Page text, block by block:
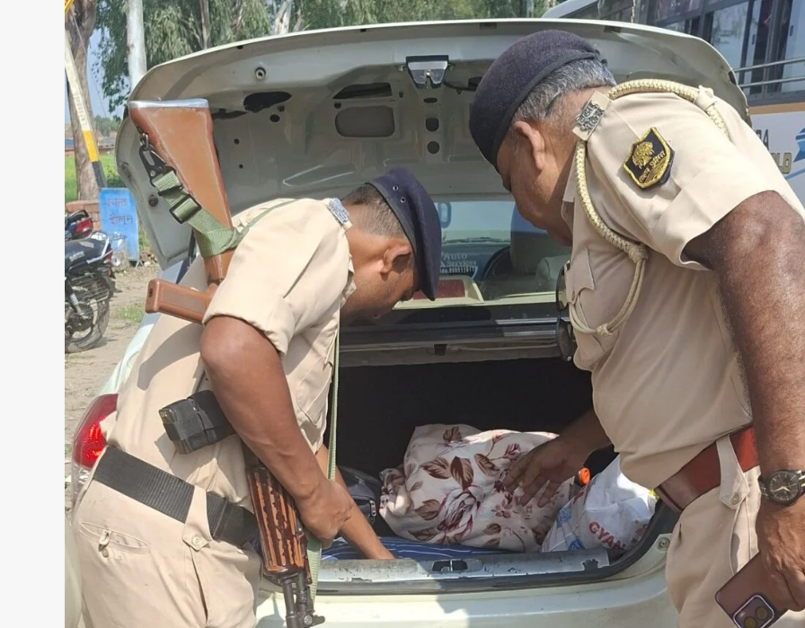
Nalanda Tourism
हरनौत में 95 प्रतिशत धान की रोपनी पूरी, अच्छी
बारिश से लहलहाए खेत; इस बार रिकॉर्ड उत्पादन की
उम्मीद
shankar